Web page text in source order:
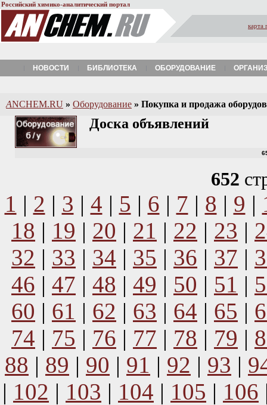
Российский химико-аналитический портал
карта
НОВОСТИ БИБЛИОТЕКА ОБОРУДОВАНИЕ
ANCHEM.RU » Оборудование » Покупка и продажа
Доска объявлений
652
1 | 2 | 3 | 4 | 5 | 6 | 7 | 8 | 9 |
18 | 19 | 20 | 21 | 22 | 23 |
32 | 33 | 34 | 35 | 36 | 37 |
46 | 47 | 48 | 49 | 50 | 51 |
60 | 61 | 62 | 63 | 64 | 65 |
74 | 75 | 76 | 77 | 78 | 79 |
88 | 89 | 90 | 91 | 92 | 93 |
| 102 | 103 | 104 | 105 | 106